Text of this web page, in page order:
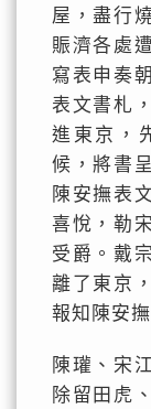
屋，盡行
賑濟各處
寫表申奏
表文書札
進東京，
候，將書
陳安撫表
喜悅，勒
受爵。戴
離了東京
報知陳安
陳瓘、宋
除留田虎